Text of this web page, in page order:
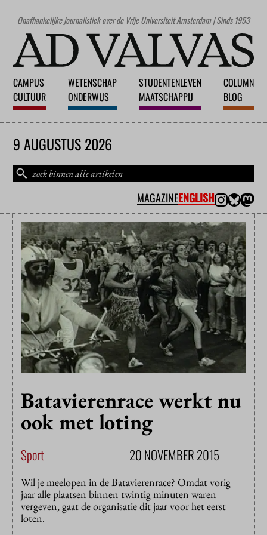
Onafhankelijke journalistiek over de Vrije Universiteit Amsterdam | Sinds 1953
CAMPUS
CULTUUR
WETENSCHAP
ONDERWIJS
STUDENTENLEVEN
MAATSCHAPPIJ
COLUMN
BLOG
9 AUGUSTUS 2026
MAGAZINEENGLISH
Batavierenrace werkt nu
ook met loting
Sport 20 NOVEMBER 2015
Wil je meelopen in de Batavierenrace? Omdat vorig
jaar alle plaatsen binnen twintig minuten waren
vergeven, gaat de organisatie dit jaar voor het eerst
loten.